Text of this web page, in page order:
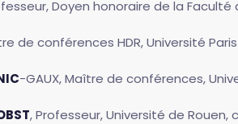
Doyen honoraire de la Faculté
de conférences HDR, Université
-GAUX, Maître de conférences,
, Professeur, Université de Rouen,